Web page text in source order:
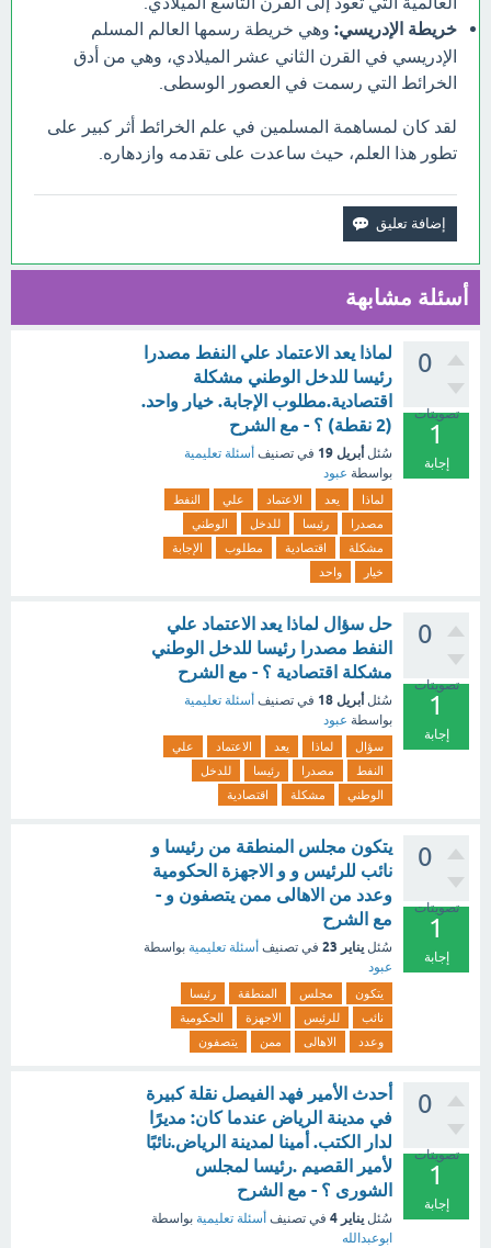
خريطة الإدريسي: وهي خريطة رسمها العالم المسلم
الإدريسي في القرن الثاني عشر الميلادي، وهي من أدق
الخرائط التي رسمت في العصور الوسطى.
لقد كان لمساهمة المسلمين في علم الخرائط أثر كبير على
تطور هذا العلم، حيث ساعدت على تقدمه وازدهاره.
أسئلة مشابهة
0
تصويتات
1
إجابة
لماذا يعد الاعتماد علي النفط مصدرا
رئيسا للدخل الوطني مشكلة
اقتصادية.مطلوب الإجابة. خيار واحد.
(2 نقطة) ؟ - مع الشرح
سُئل أبريل 19 في تصنيف أسئلة تعليمية
بواسطة عبود
لماذا يعد الاعتماد علي
النفط
مصدرا
رئيسا للدخل
الوطني
مشكلة
اقتصادية مطلوب
الإجابة
خيار
واحد
0
تصويتات
1
إجابة
حل سؤال لماذا يعد الاعتماد علي
النفط مصدرا رئيسا للدخل الوطني
مشكلة اقتصادية ؟ - مع الشرح
سُئل أبريل 18 في تصنيف أسئلة تعليمية
بواسطة عبود
سؤال لماذا يعد الاعتماد
علي
النفط
مصدرا رئيسا
للدخل
الوطني
مشكلة اقتصادية
0
تصويتات
1
إجابة
يتكون مجلس المنطقة من رئيسا و
نائب للرئيس و و الاجهزة الحكومية
وعدد من الاهالى ممن يتصفون و -
مع الشرح
سُئل يناير 23 في تصنيف أسئلة تعليمية بواسطة
عبود
يتكون مجلس المنطقة
رئيسا
نائب
للرئيس الاجهزة
الحكومية
وعدد
الاهالى ممن يتصفون
0
تصويتات
1
إجابة
أحدث الأمير فهد الفيصل نقلة كبيرة
في مدينة الرياض عندما كان: مديرًا
لدار الكتب. أمينا لمدينة الرياض.نائبًا
لأمير القصيم .رئيسا لمجلس
الشورى ؟ - مع الشرح
سُئل يناير 4 في تصنيف أسئلة تعليمية بواسطة
ابوعبدالله